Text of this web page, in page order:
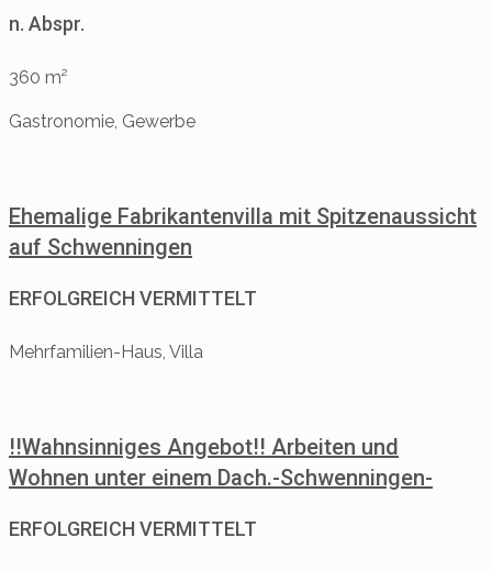
n. Abspr.
360 m²
Gastronomie, Gewerbe
Ehemalige Fabrikantenvilla mit Spitzenaussicht
auf Schwenningen
ERFOLGREICH VERMITTELT
Mehrfamilien-Haus, Villa
!!Wahnsinniges Angebot!! Arbeiten und
Wohnen unter einem Dach.-Schwenningen-
ERFOLGREICH VERMITTELT